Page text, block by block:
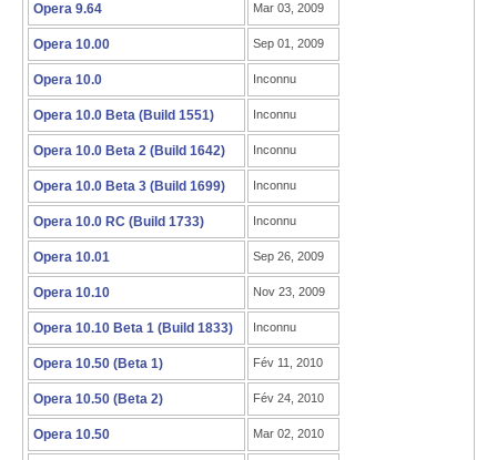
Opera 9.64 Mar 03, 2009
Opera 10.00 Sep 01, 2009
Opera 10.0 Inconnu
Opera 10.0 Beta (Build 1551) Inconnu
Opera 10.0 Beta 2 (Build 1642) Inconnu
Opera 10.0 Beta 3 (Build 1699) Inconnu
Opera 10.0 RC (Build 1733) Inconnu
Opera 10.01 Sep 26, 2009
Opera 10.10 Nov 23, 2009
Opera 10.10 Beta 1 (Build 1833) Inconnu
Opera 10.50 (Beta 1) Fév 11, 2010
Opera 10.50 (Beta 2) Fév 24, 2010
Opera 10.50 Mar 02, 2010